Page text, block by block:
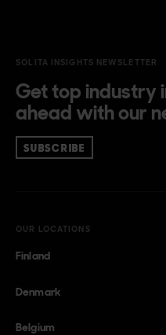
SOLITA INSIGHTS NEWSLETTER
Get top industry
ahead with our
SUBSCRIBE
OUR LOCATIONS
Finland
Denmark
Belgium